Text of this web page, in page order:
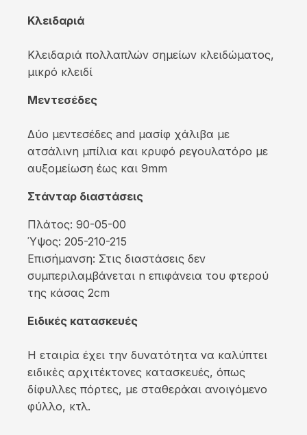
Κλειδαριά
Κλειδαριά πολλαπλών σημείων κλειδώματος,
μικρό κλειδί
Μεντεσέδες
Δύο µεντεσέδες and μασίφ χάλιβα µε
ατσάλινη µπίλια και κρυφό ρεγουλατόρο µε
αυξομείωση έως και 9mm
Στάνταρ διαστάσεις
Πλάτος: 90-05-00
Ύψος: 205-210-215
Επισήµανση: Στις διαστάσεις δεν
συμπεριλαμβάνεται n επιφάνεια του φτερού
της κάσας 2cm
Ειδικές κατασκευές
Η εταιρἰα έχει την δυνατότητα να καλύπτει
ειδικὲς αρχιτέκτονες κατασκευές, όπως
δίφυλλες πόρτες, µε σταθερὀ και ανοιγόµενο
φύλλο, κτλ.